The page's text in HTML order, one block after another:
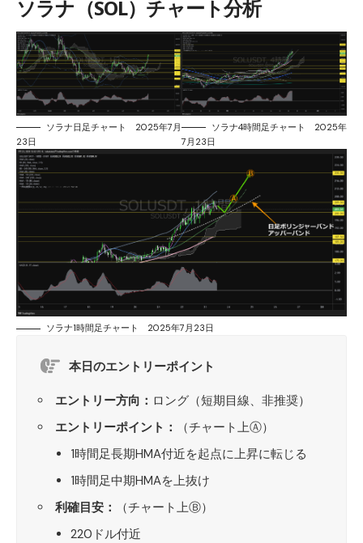
ソラナ（SOL）チャート分析
ソラナ日足チャート 2025年7月
23日
ソラナ4時間足チャート 2025年
7月23日
ソラナ1時間足チャート 2025年7月23日
本日のエントリーポイント
エントリー方向： ロング（短期目線、非推奨）
エントリーポイント：
（チャート上Ⓐ）
1時間足長期HMA付近を起点に上昇に転じる
1時間足中期HMAを上抜け
利確目安：
（チャート上Ⓑ）
220ドル付近